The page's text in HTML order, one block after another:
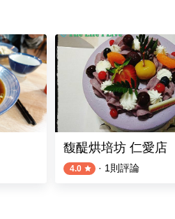
馥醍烘培坊 仁愛店
4.0 · 1 則評論